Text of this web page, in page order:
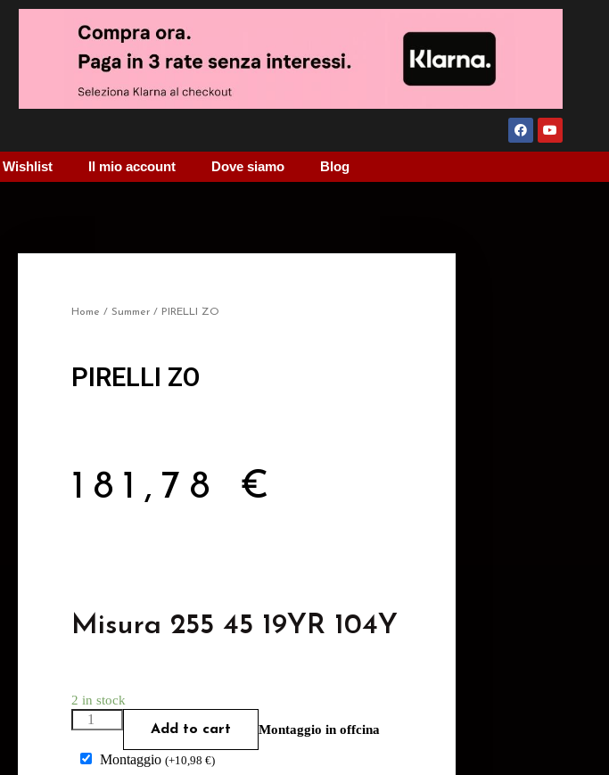
Wishlist Il mio account Dove siamo Blog
Home / Summer / PIRELLI ZO
PIRELLI ZO
181,78 €
Misura 255 45 19YR 104Y
2 in stock
Add to cart Montaggio in offcina
Montaggio (+10,98 €)